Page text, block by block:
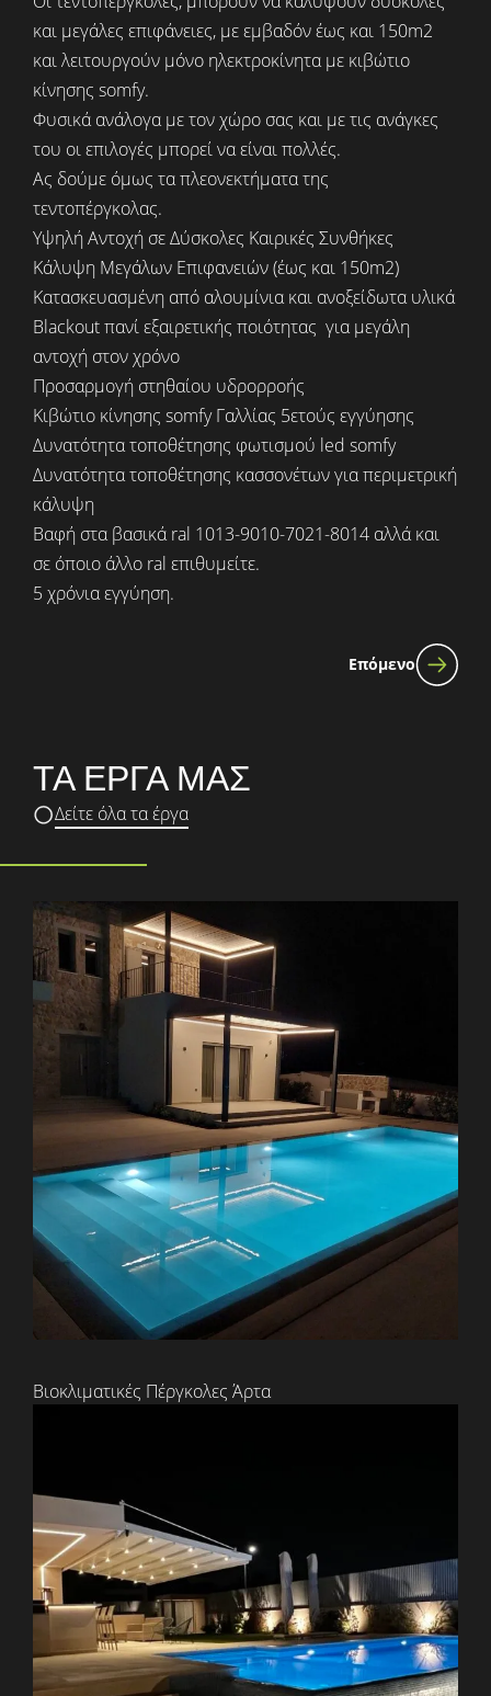
και μεγάλες επιφάνειες, με εμβαδόν έως και 150m2
και λειτουργούν μόνο ηλεκτροκίνητα με κιβώτιο
κίνησης somfy.
Φυσικά ανάλογα με τον χώρο σας και με τις ανάγκες
του οι επιλογές μπορεί να είναι πολλές.
Ας δούμε όμως τα πλεονεκτήματα της
τεντοπέργκολας.
Υψηλή Αντοχή σε Δύσκολες Καιρικές Συνθήκες
Κάλυψη Μεγάλων Επιφανειών (έως και 150m2)
Κατασκευασμένη από αλουμίνια και ανοξείδωτα υλικά
Blackout πανί εξαιρετικής ποιότητας για μεγάλη
αντοχή στον χρόνο
Προσαρμογή στηθαίου υδρορροής
Κιβώτιο κίνησης somfy Γαλλίας 5ετούς εγγύησης
Δυνατότητα τοποθέτησης φωτισμού led somfy
Δυνατότητα τοποθέτησης κασσονέτων για περιμετρική
κάλυψη
Βαφή στα βασικά ral 1013-9010-7021-8014 αλλά και
σε όποιο άλλο ral επιθυμείτε.
5 χρόνια εγγύηση.
Επόμενο
ΤΑ ΕΡΓΑ ΜΑΣ
Δείτε όλα τα έργα
Βιοκλιματικές Πέργκολες Άρτα